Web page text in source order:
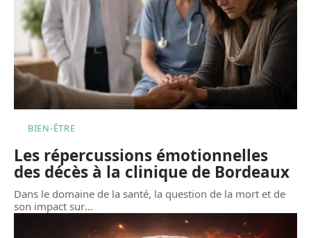
BIEN-ÊTRE
Les répercussions émotionnelles
des décès à la clinique de Bordeaux
Dans le domaine de la santé, la question de la mort et de
son impact sur…